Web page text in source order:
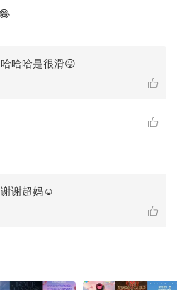
扔了，最近比较注意，不过包裹
弄脏啦！
哈哈哈是很滑😜
谢谢超妈☺️